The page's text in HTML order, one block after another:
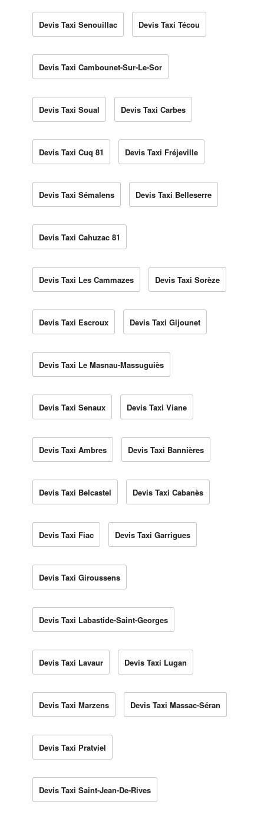
Devis Taxi Senouillac Devis Taxi Técou
Devis Taxi Cambounet-Sur-Le-Sor
Devis Taxi Soual Devis Taxi Carbes
Devis Taxi Cuq 81 Devis Taxi Fréjeville
Devis Taxi Sémalens Devis Taxi Belleserre
Devis Taxi Cahuzac 81
Devis Taxi Les Cammazes Devis Taxi Sorèze
Devis Taxi Escroux Devis Taxi Gijounet
Devis Taxi Le Masnau-Massuguiès
Devis Taxi Senaux Devis Taxi Viane
Devis Taxi Ambres Devis Taxi Bannières
Devis Taxi Belcastel Devis Taxi Cabanès
Devis Taxi Fiac Devis Taxi Garrigues
Devis Taxi Giroussens
Devis Taxi Labastide-Saint-Georges
Devis Taxi Lavaur Devis Taxi Lugan
Devis Taxi Marzens Devis Taxi Massac-Séran
Devis Taxi Pratviel
Devis Taxi Saint-Jean-De-Rives